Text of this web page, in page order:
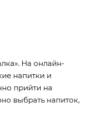
На онлайн-
напитки и
прийти на
выбрать напиток,